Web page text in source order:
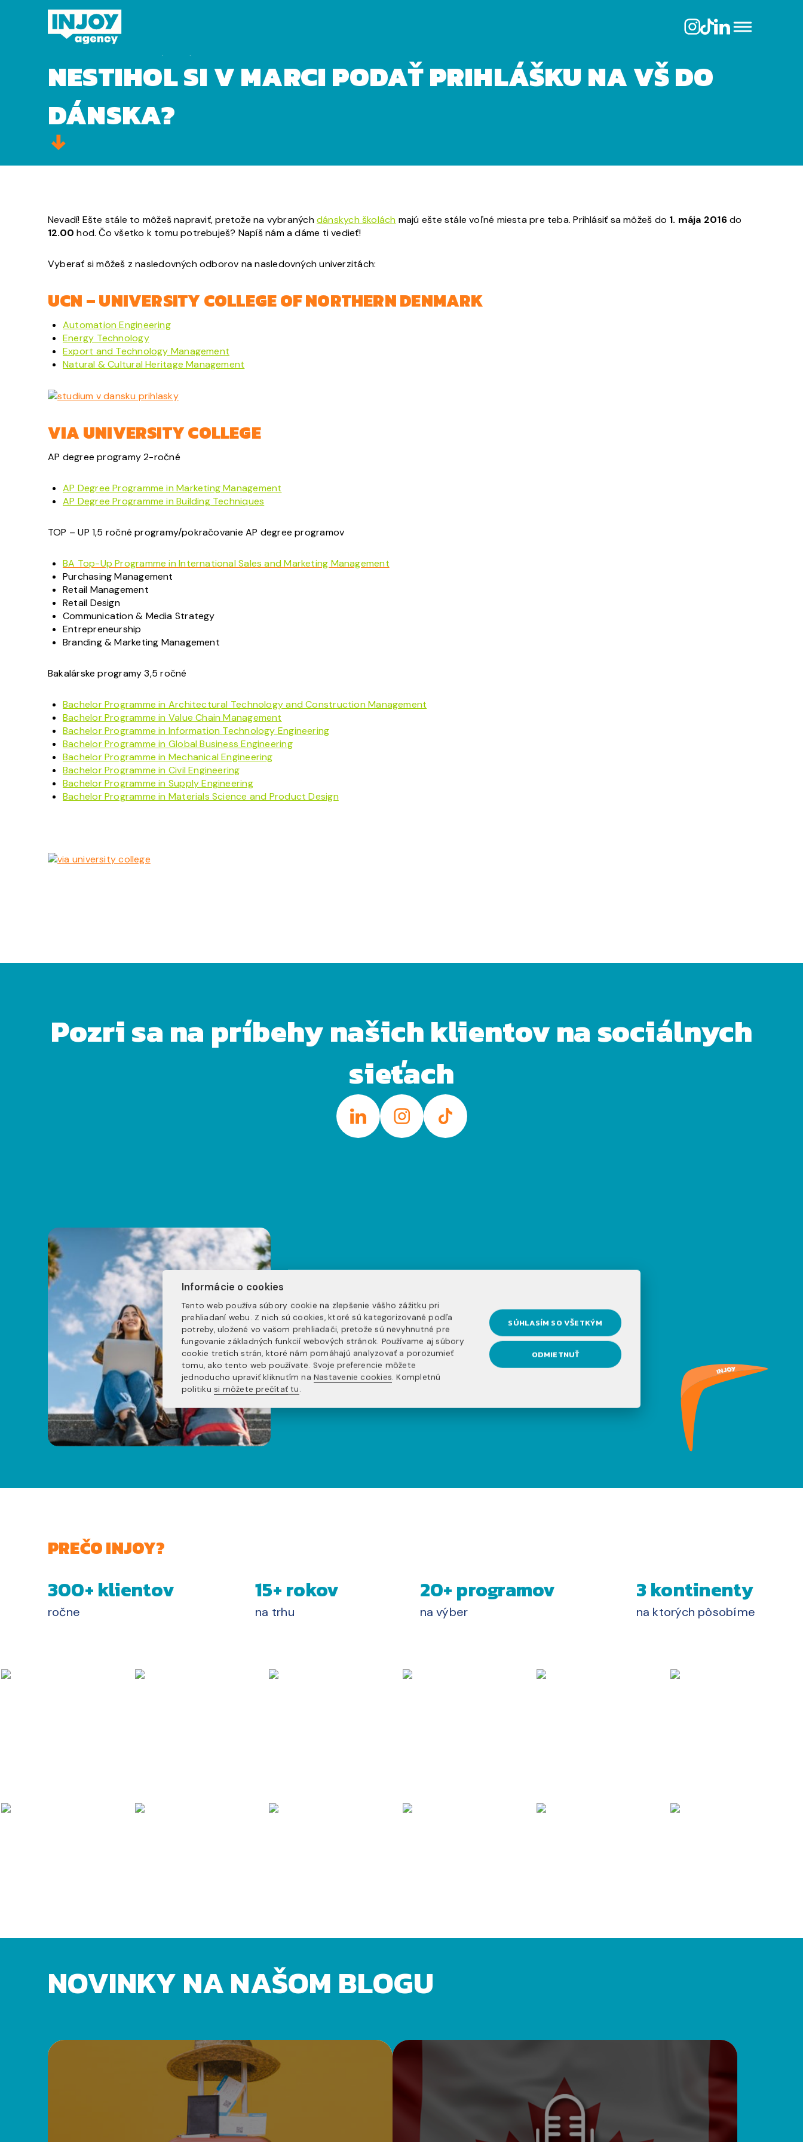
NESTIHOL SI V MARCI PODAŤ PRIHLÁŠKU NA VŠ DO
DÁNSKA?
Nevadí! Ešte stále to môžeš napraviť, pretože na vybraných dánskych školách majú ešte stále voľné miesta pre teba. Prihlásiť sa môžeš do 1. mája 2016do
12.00 hod. Čo všetko k tomu potrebuješ? Napíš nám a dáme ti vedieť!
Vyberať si môžeš z nasledovných odborov na nasledovných univerzitách:
UCN – UNIVERSITY COLLEGE OF NORTHERN DENMARK
Automation Engineering
Energy Technology
Export and Technology Management
Natural & Cultural Heritage Management
VIA UNIVERSITY COLLEGE
AP degree programy 2-ročné
AP Degree Programme in Marketing Management
AP Degree Programme in Building Techniques
TOP – UP 1,5 ročné programy/pokračovanie AP degree programov
BA Top-Up Programme in International Sales and Marketing Management
Purchasing Management
Retail Management
Retail Design
Communication & Media Strategy
Entrepreneurship
Branding & Marketing Management
Bakalárske programy 3,5 ročné
Bachelor Programme in Architectural Technology and Construction Management
Bachelor Programme in Value Chain Management
Bachelor Programme in Information Technology Engineering
Bachelor Programme in Global Business Engineering
Bachelor Programme in Mechanical Engineering
Bachelor Programme in Civil Engineering
Bachelor Programme in Supply Engineering
Bachelor Programme in Materials Science and Product Design
Pozri sa na príbehy našich klientov na sociálnych
sieťach
UŽ VIEŠ, AKÝ
PROGRAM ZVOLIŤ?
NEZÁVÄZNE SA REGISTRUJ
PREČO INJOY?
300+ klientov
ročne
15+ rokov
na trhu
20+ programov
na výber
3 kontinenty
na ktorých pôsobíme
NOVINKY NA NAŠOM BLOGU
Informácie o cookies
Tento web používa súbory cookie na zlepšenie vášho zážitku pri
prehliadaní webu. Z nich sú cookies, ktoré sú kategorizované podľa
potreby, uložené vo vašom prehliadači, pretože sú nevyhnutné pre
fungovanie základných funkcií webových stránok. Používame aj súbory
cookie tretích strán, ktoré nám pomáhajú analyzovať a porozumieť
tomu, ako tento web používate. Svoje preferencie môžete
jednoducho upraviť kliknutím naNastavenie cookies. Kompletnú
politiku si môžete prečítať tu.
SÚHLASÍM SO VŠETKÝM
ODMIETNUŤ